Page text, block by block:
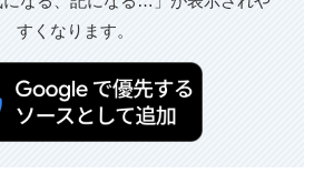
すくなります。